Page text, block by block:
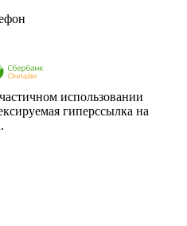
использовании
гиперссылка на